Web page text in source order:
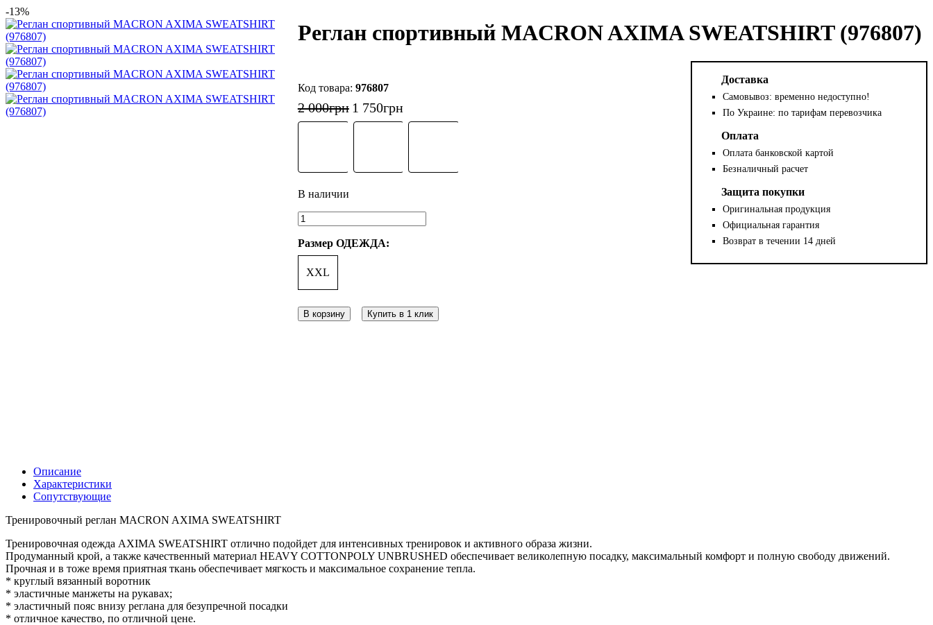
-13%
Реглан спортивный MACRON AXIMA SWEATSHIRT (976807)
976807
2 000грн 1 750грн
Размер ОДЕЖДА:
XXL
В корзину Купить в 1 клик
Доставка
Самовывоз: временно недоступно!
По Украине: по тарифам перевозчика
Оплата
Оплата банковской картой
Безналичный расчет
Защита покупки
Оригинальная продукция
Официальная гарантия
Возврат в течении 14 дней
Описание
Характеристики
Сопутствующие
Тренировочный реглан MACRON AXIMA SWEATSHIRT
Тренировочная одежда AXIMA SWEATSHIRT отлично подойдет для интенсивных тренировок и активного образа жизни.
Продуманный крой, а также качественный материал HEAVY COTTONPOLY UNBRUSHED обеспечивает великолепную посадку, максимальный комфорт и полную свободу движений.
Прочная и в тоже время приятная ткань обеспечивает мягкость и максимальное сохранение тепла.
* круглый вязанный воротник
* эластичные манжеты на рукавах;
* эластичный пояс внизу реглана для безупречной посадки
* отличное качество, по отличной цене.